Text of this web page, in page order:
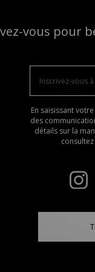
vous pour
En saisissant
des
détails sur la